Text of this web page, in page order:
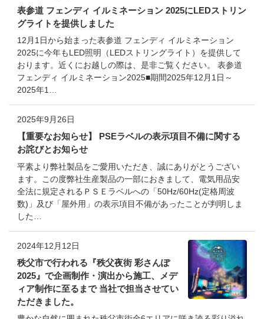
表参道 フェンディ イルミネーション 2025にLEDストリン
グライトを提供しました
12月1日から始まった表参道 フェンディ イルミネーション
2025に今年もLED照明（LEDストリングライト）を提供して
おります。近くにお越しの際は、是非ご覧ください。 表参道
フェンディ イルミネーション2025■期間2025年12月1日～
2025年1…
2025年9月26日
【重要なお知らせ】 PSEラベルの表示項目不備に関する
お詫びとお知らせ
平素より弊社製品をご愛用いただき、誠にありがとうござい
ます。この度弊社生産製品の一部におきまして、電気用品安
全法に規定されるＰＳＥラベルへの「50Hz/60Hz(定格周波
数)」及び「屋外用」の表示項目不備があったことが判明しま
した…
2024年12月12日
秩父市で行われる『秩父夜街 彩さんぽ
2025』で企画制作・演出から施工、メデ
ィア制作に至るまで 当社で担当させてい
ただきました。